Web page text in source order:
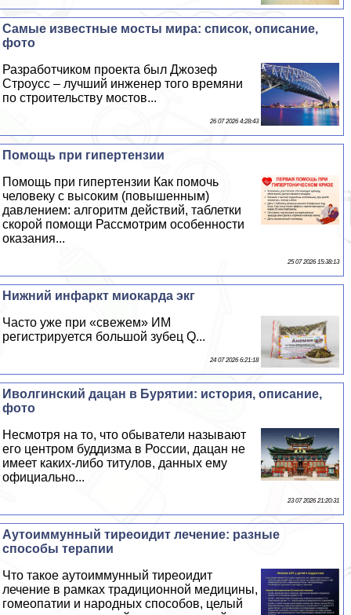
Самые известные мосты мира: список, описание,
фото
Разработчиком проекта был Джозеф
Строусс – лучший инженер того времяни
по строительству мостов...
26 07 2026 4:28:43
Помощь при гипертензии
Помощь при гипертензии Как помочь
человеку с высоким (повышенным)
давлением: алгоритм действий, таблетки
скорой помощи Рассмотрим особенности
оказания...
25 07 2026 15:38:13
Нижний инфаркт миокарда экг
Часто уже при «свежем» ИМ
регистрируется большой зубец Q...
24 07 2026 6:21:18
Иволгинский дацан в Бурятии: история, описание,
фото
Несмотря на то, что обыватели называют
его центром буддизма в России, дацан не
имеет каких-либо титулов, данных ему
официально...
23 07 2026 21:20:31
Аутоиммунный тиреоидит лечение: разные
способы терапии
Что такое аутоиммунный тиреоидит
лечение в рамках традиционной медицины,
гомеопатии и народных способов, целый